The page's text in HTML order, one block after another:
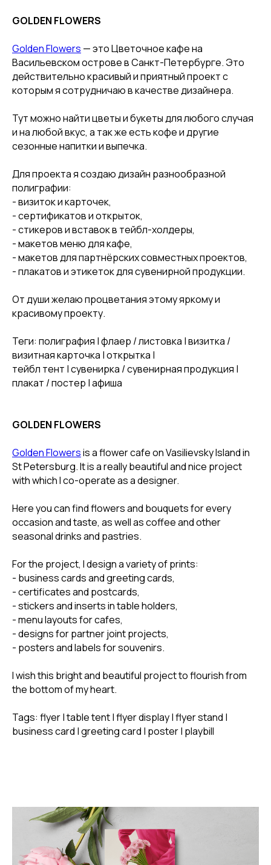
GOLDEN FLOWERS
Golden Flowers — это Цветочное кафе на
Васильевском острове в Санкт-Петербурге. Это
действительно красивый и приятный проект с
которым я сотрудничаю в качестве дизайнера.
Тут можно найти цветы и букеты для любого случая
и на любой вкус, а так же есть кофе и другие
сезонные напитки и выпечка.
Для проекта я создаю дизайн разнообразной
полиграфии:
- визиток и карточек,
- сертификатов и открыток,
- стикеров и вставок в тейбл-холдеры,
- макетов меню для кафе,
- макетов для партнёрских совместных проектов,
- плакатов и этикеток для сувенирной продукции.
От души желаю процветания этому яркому и
красивому проекту.
Теги: полиграфия | флаер / листовка | визитка /
визитная карточка | открытка |
тейбл тент | сувенирка / сувенирная продукция |
плакат / постер | афиша
GOLDEN FLOWERS
Golden Flowersis a flower cafe on Vasilievsky Island in
St Petersburg. It is a really beautiful and nice project
with which I co-operate as a designer.
Here you can find flowers and bouquets for every
occasion and taste, as well as coffee and other
seasonal drinks and pastries.
For the project, I design a variety of prints:
- business cards and greeting cards,
- certificates and postcards,
- stickers and inserts in table holders,
- menu layouts for cafes,
- designs for partner joint projects,
- posters and labels for souvenirs.
I wish this bright and beautiful project to flourish from
the bottom of my heart.
Tags: flyer | table tent | flyer display | flyer stand |
business card | greeting card | poster | playbill